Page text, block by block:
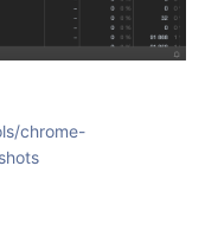
chrome-